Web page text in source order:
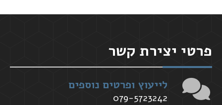
פרטי יצירת קשר
לייעוץ ופרטים נוספים
079-5723242